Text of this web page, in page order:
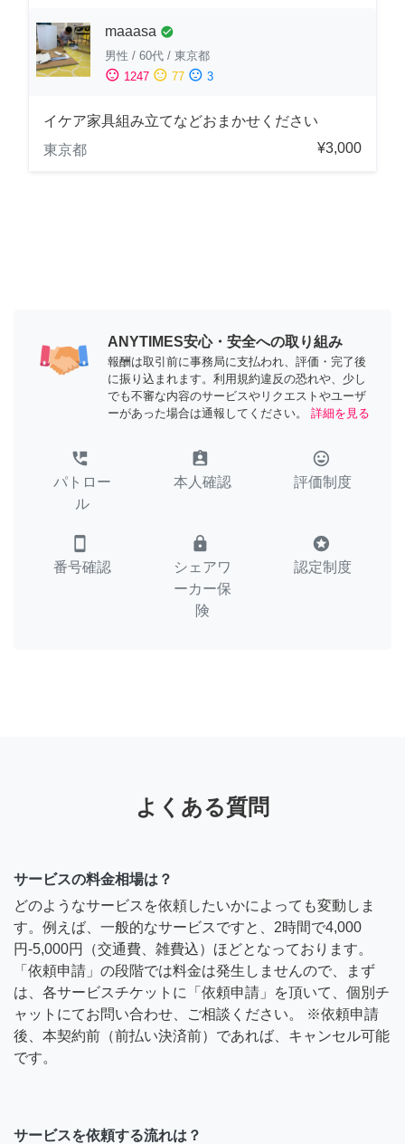
maaasa check_circle
男性 / 60代 / 東京都
sentiment_satisfied 1247 sentiment_neutral 77 sentiment_dissatisfied 3
イケア家具組み立てなどおまかせください
東京都
¥3,000
ANYTIMES安心・安全への取り組み
報酬は取引前に事務局に支払われ、評価・完了後
に振り込まれます。利用規約違反の恐れや、少し
でも不審な内容のサービスやリクエストやユーザ
ーがあった場合は通報してください。
詳細を見る
perm_phone_msg
パトロー
ル
assignment_ind
本人確認
tag_faces
評価制度
smartphone
番号確認
lock
シェアワ
ーカー保
険
stars
認定制度
よくある質問
サービスの料金相場は？
どのようなサービスを依頼したいかによっても変動しま
す。例えば、一般的なサービスですと、2時間で4,000
円-5,000円（交通費、雑費込）ほどとなっております。
「依頼申請」の段階では料金は発生しませんので、まず
は、各サービスチケットに「依頼申請」を頂いて、個別チ
ャットにてお問い合わせ、ご相談ください。 ※依頼申請
後、本契約前（前払い決済前）であれば、キャンセル可能
です。
サービスを依頼する流れは？